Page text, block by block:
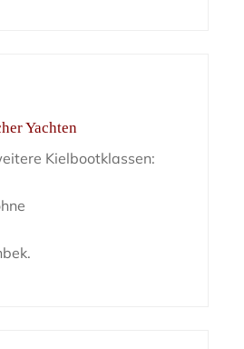
Yachten
Kielbootklassen: